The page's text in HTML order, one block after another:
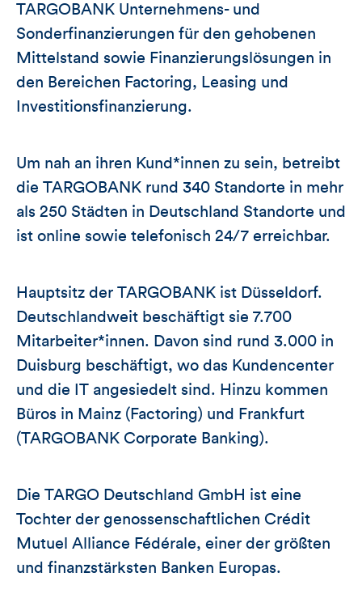
TARGOBANK Unternehmens- und
Sonderfinanzierungen für den gehobenen
Mittelstand sowie Finanzierungslösungen in
den Bereichen Factoring, Leasing und
Investitionsfinanzierung.
Um nah an ihren Kund*innen zu sein, betreibt
die TARGOBANK rund 340 Standorte in mehr
als 250 Städten in Deutschland Standorte und
ist online sowie telefonisch 24/7 erreichbar.
Hauptsitz der TARGOBANK ist Düsseldorf.
Deutschlandweit beschäftigt sie 7.700
Mitarbeiter*innen. Davon sind rund 3.000 in
Duisburg beschäftigt, wo das Kundencenter
und die IT angesiedelt sind. Hinzu kommen
Büros in Mainz (Factoring) und Frankfurt
(TARGOBANK Corporate Banking).
Die TARGO Deutschland GmbH ist eine
Tochter der genossenschaftlichen Crédit
Mutuel Alliance Fédérale, einer der größten
und finanzstärksten Banken Europas.